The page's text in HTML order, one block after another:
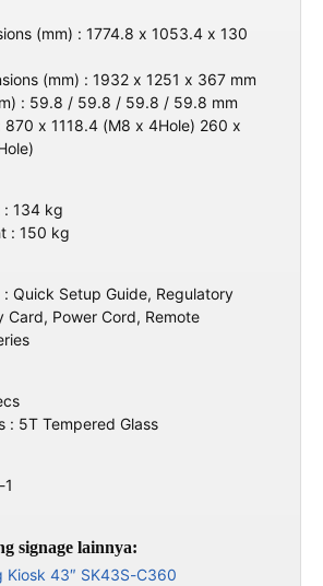
(mm) : 1774.8 x 1053.4 x 130
(mm) : 1932 x 1251 x 367 mm
: 59.8 / 59.8 / 59.8 / 59.8 mm
870 x 1118.4 (M8 x 4Hole) 260 x
: 134 kg
: 150 kg
Quick Setup Guide, Regulatory
Card, Power Cord, Remote
: 5T Tempered Glass
signage lainnya:
Kiosk 43″ SK43S-C360